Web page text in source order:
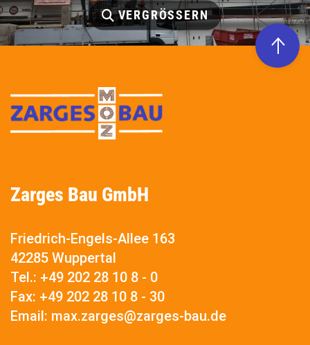
VERGRÖSSERN
Zarges Bau GmbH
Friedrich-Engels-Allee 163
42285 Wuppertal
Tel.: +49 202 28 10 8 - 0
Fax: +49 202 28 10 8 - 30
Email: max.zarges@zarges-bau.de